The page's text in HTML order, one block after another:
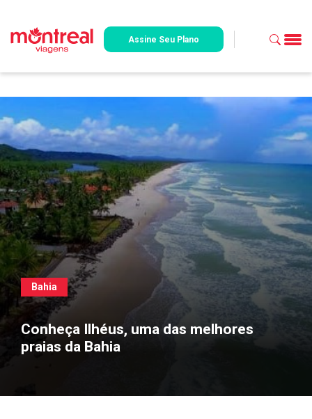
Assine Seu Plano
Bahia
Conheça Ilhéus, uma das melhores
praias da Bahia